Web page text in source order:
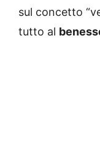
sul concetto
tutto al